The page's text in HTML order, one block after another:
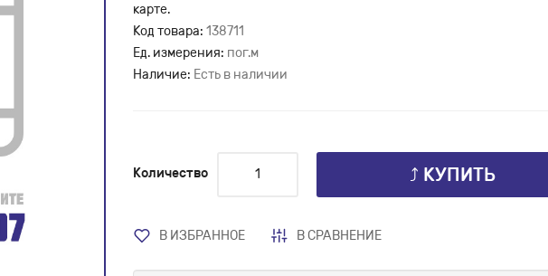
карте.
Код товара: 138711
Ед. измерения: пог.м
Наличие: Есть в наличии
Количество ⤴ КУПИТЬ
В ИЗБРАННОЕ В СРАВНЕНИЕ